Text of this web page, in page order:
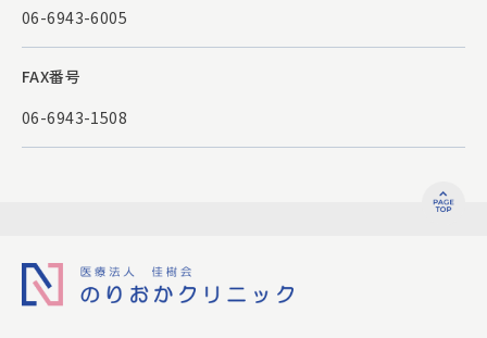
06-6943-6005
FAX番号
06-6943-1508